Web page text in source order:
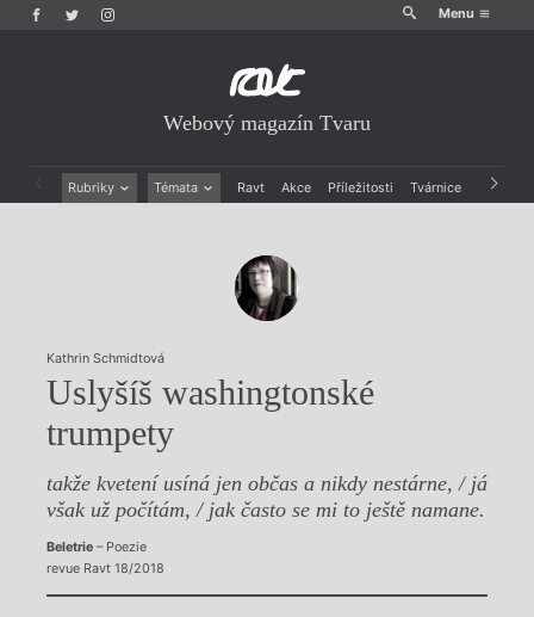
Menu
Webový magazín Tvaru
Rubriky Témata Ravt Akce Příležitosti Tvárnice Archiv
Kathrin Schmidtová
Uslyšíš washingtonské
trumpety
takže kvetení usíná jen občas a nikdy nestárne, / já
však už počítám, / jak často se mi to ještě namane.
Beletrie– Poezie
revue Ravt 18/2018